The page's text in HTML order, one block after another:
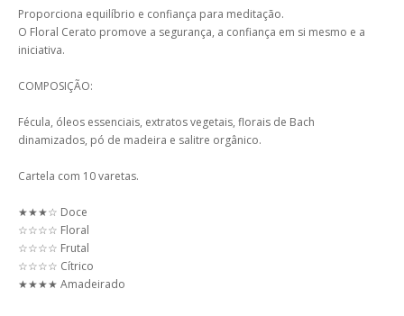
Proporciona equilíbrio e confiança para meditação.
O Floral Cerato promove a segurança, a confiança em si mesmo e a
iniciativa.
COMPOSIÇÃO:
Fécula, óleos essenciais, extratos vegetais, florais de Bach
dinamizados, pó de madeira e salitre orgânico.
Cartela com 10 varetas.
★★★☆ Doce
☆☆☆☆ Floral
☆☆☆☆ Frutal
☆☆☆☆ Cítrico
★★★★ Amadeirado